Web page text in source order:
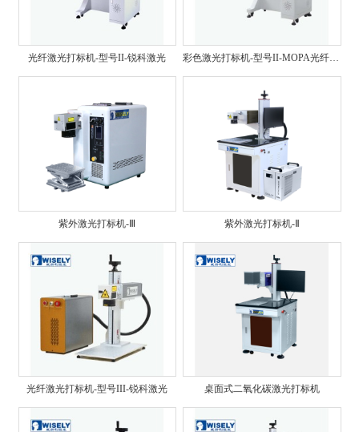
光纤激光打标机-型号II-锐科激光 彩色激光打标机-型号II-MOPA光纤激光
紫外激光打标机-Ⅲ 紫外激光打标机-Ⅱ
光纤激光打标机-型号III-锐科激光 桌面式二氧化碳激光打标机